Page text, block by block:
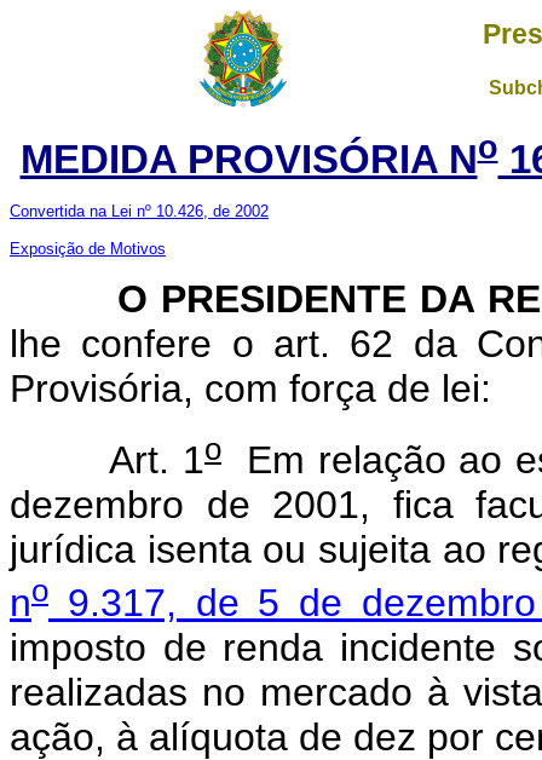
MEDIDA PROVISÓRIA No
Convertida na Lei nº 10.426, de 2002
Exposição de Motivos
O PRESIDENTE DA
lhe confere o art. 62 da
Provisória, com força de lei:
Art. 1oEm relação ao
dezembro de 2001, fica
jurídica isenta ou sujeita ao
no 9.317, de 5 de
imposto de renda incidente
realizadas no mercado à
ação, à alíquota de dez por